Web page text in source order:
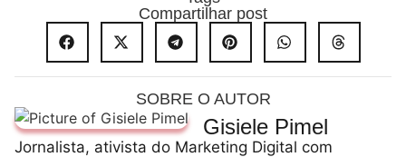
Compartilhar post
SOBRE O AUTOR
Gisiele Pimel
Jornalista, ativista do Marketing Digital com